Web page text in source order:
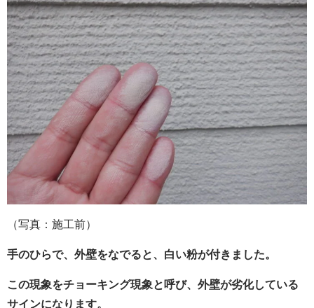
（写真：施工前）
手のひらで、外壁をなでると、白い粉が付きました。
この現象をチョーキング現象と呼び、外壁が劣化している
サインになります。